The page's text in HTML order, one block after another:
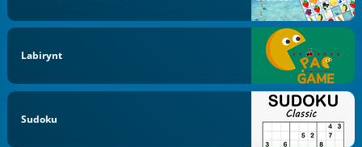
Labirynt
Sudoku